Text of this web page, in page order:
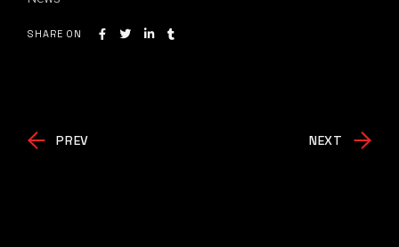
SHARE ON
PREV NEXT